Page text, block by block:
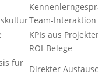
Team-Interaktion
KPIs aus
ROI-Belege
für
Direkter